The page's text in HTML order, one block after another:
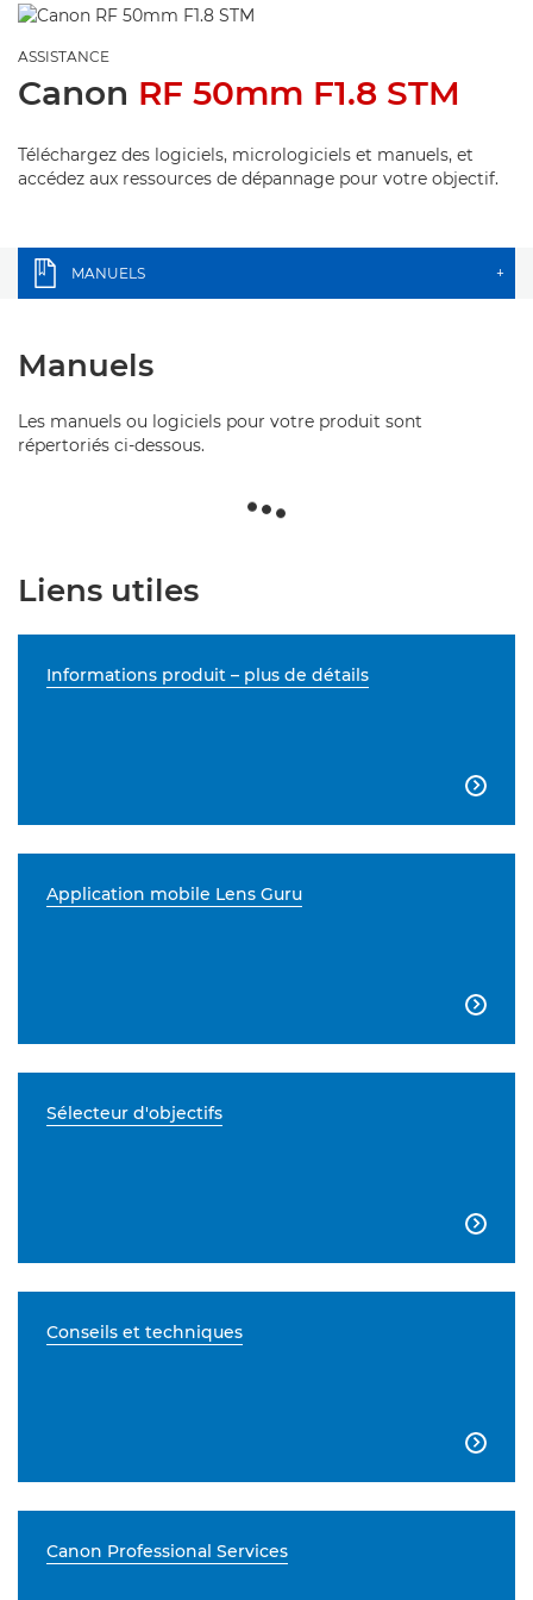
ASSISTANCE
Canon RF 50mm F1.8 STM
Téléchargez des logiciels, micrologiciels et manuels, et
accédez aux ressources de dépannage pour votre objectif.
MANUELS +
Manuels
Les manuels ou logiciels pour votre produit sont
répertoriés ci-dessous.
Liens utiles
Informations produit – plus de détails

Application mobile Lens Guru

Sélecteur d'objectifs

Conseils et techniques

Canon Professional Services